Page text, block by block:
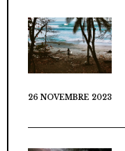
26 NOVEMBRE 2023